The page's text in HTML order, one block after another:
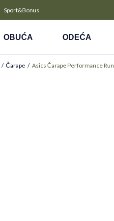
Sport&Bonus
NA RATE
INTESA platite na 9 rata
OBUĆA ODEĆA
Čarape Asics Čarape Performance Run